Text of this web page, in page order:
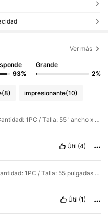
Ver más
93%
Grande
2%
(8) impresionante(10)
Color: Naranja / Cantidad: 1PC / Talla: 55 "ancho x 39" largo (140 x 100 cm)
Útil (4)
Color: Naranja / Cantidad: 1PC / Talla: 55 pulgadas de ancho x 79 pulgadas de largo (140 x 200 cm)
Útil (1)